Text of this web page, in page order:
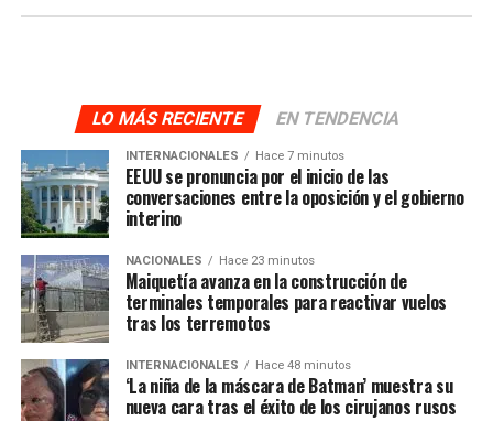
LO MÁS RECIENTE EN TENDENCIA
INTERNACIONALES Hace 7 minutos
EEUU se pronuncia por el inicio de las
conversaciones entre la oposición y el gobierno
interino
NACIONALES Hace 23 minutos
Maiquetía avanza en la construcción de
terminales temporales para reactivar vuelos
tras los terremotos
INTERNACIONALES Hace 48 minutos
‘La niña de la máscara de Batman’ muestra su
nueva cara tras el éxito de los cirujanos rusos